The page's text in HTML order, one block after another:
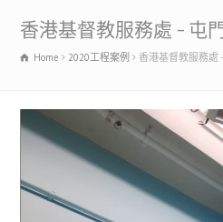
香港基督教服務處 – 屯
Home 2020工程案例 香港基督教服務處